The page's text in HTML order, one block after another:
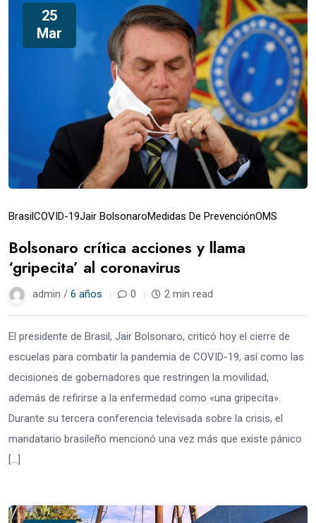
25
Mar
BrasilCOVID-19Jair BolsonaroMedidas De PrevenciónOMS
Bolsonaro crítica acciones y llama
‘gripecita’ al coronavirus
admin / 6 años 0 2 min read
El presidente de Brasil, Jair Bolsonaro, criticó hoy el cierre de
escuelas para combatir la pandemia de COVID-19, así como las
decisiones de gobernadores que restringen la movilidad,
además de refirirse a la enfermedad como «una gripecita».
Durante su tercera conferencia televisada sobre la crisis, el
mandatario brasileño mencionó una vez más que existe pánico
[…]